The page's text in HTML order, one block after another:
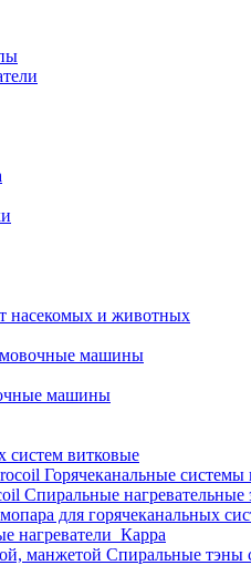
насекомых и животных
машины
машины
систем витковые
Горячеканальные системы
Спиральные
для горячеканальных
нагреватели_Карра
Спиральные тэны